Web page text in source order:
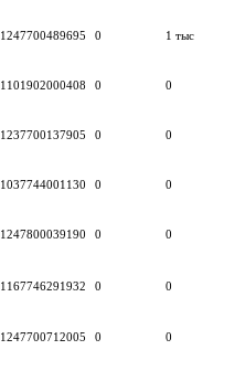
1247700489695 0 1 тыс
1101902000408 0 0
1237700137905 0 0
1037744001130 0 0
1247800039190 0 0
1167746291932 0 0
1247700712005 0 0